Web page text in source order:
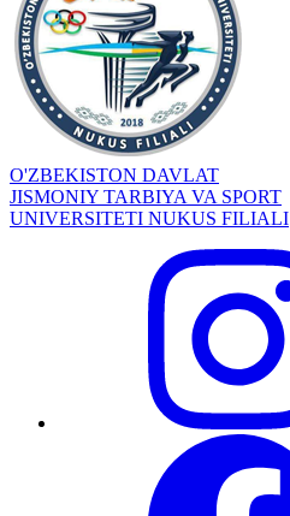
O'ZBEKISTON DAVLAT
JISMONIY TARBIYA VA SPORT
UNIVERSITETI NUKUS FILIALI